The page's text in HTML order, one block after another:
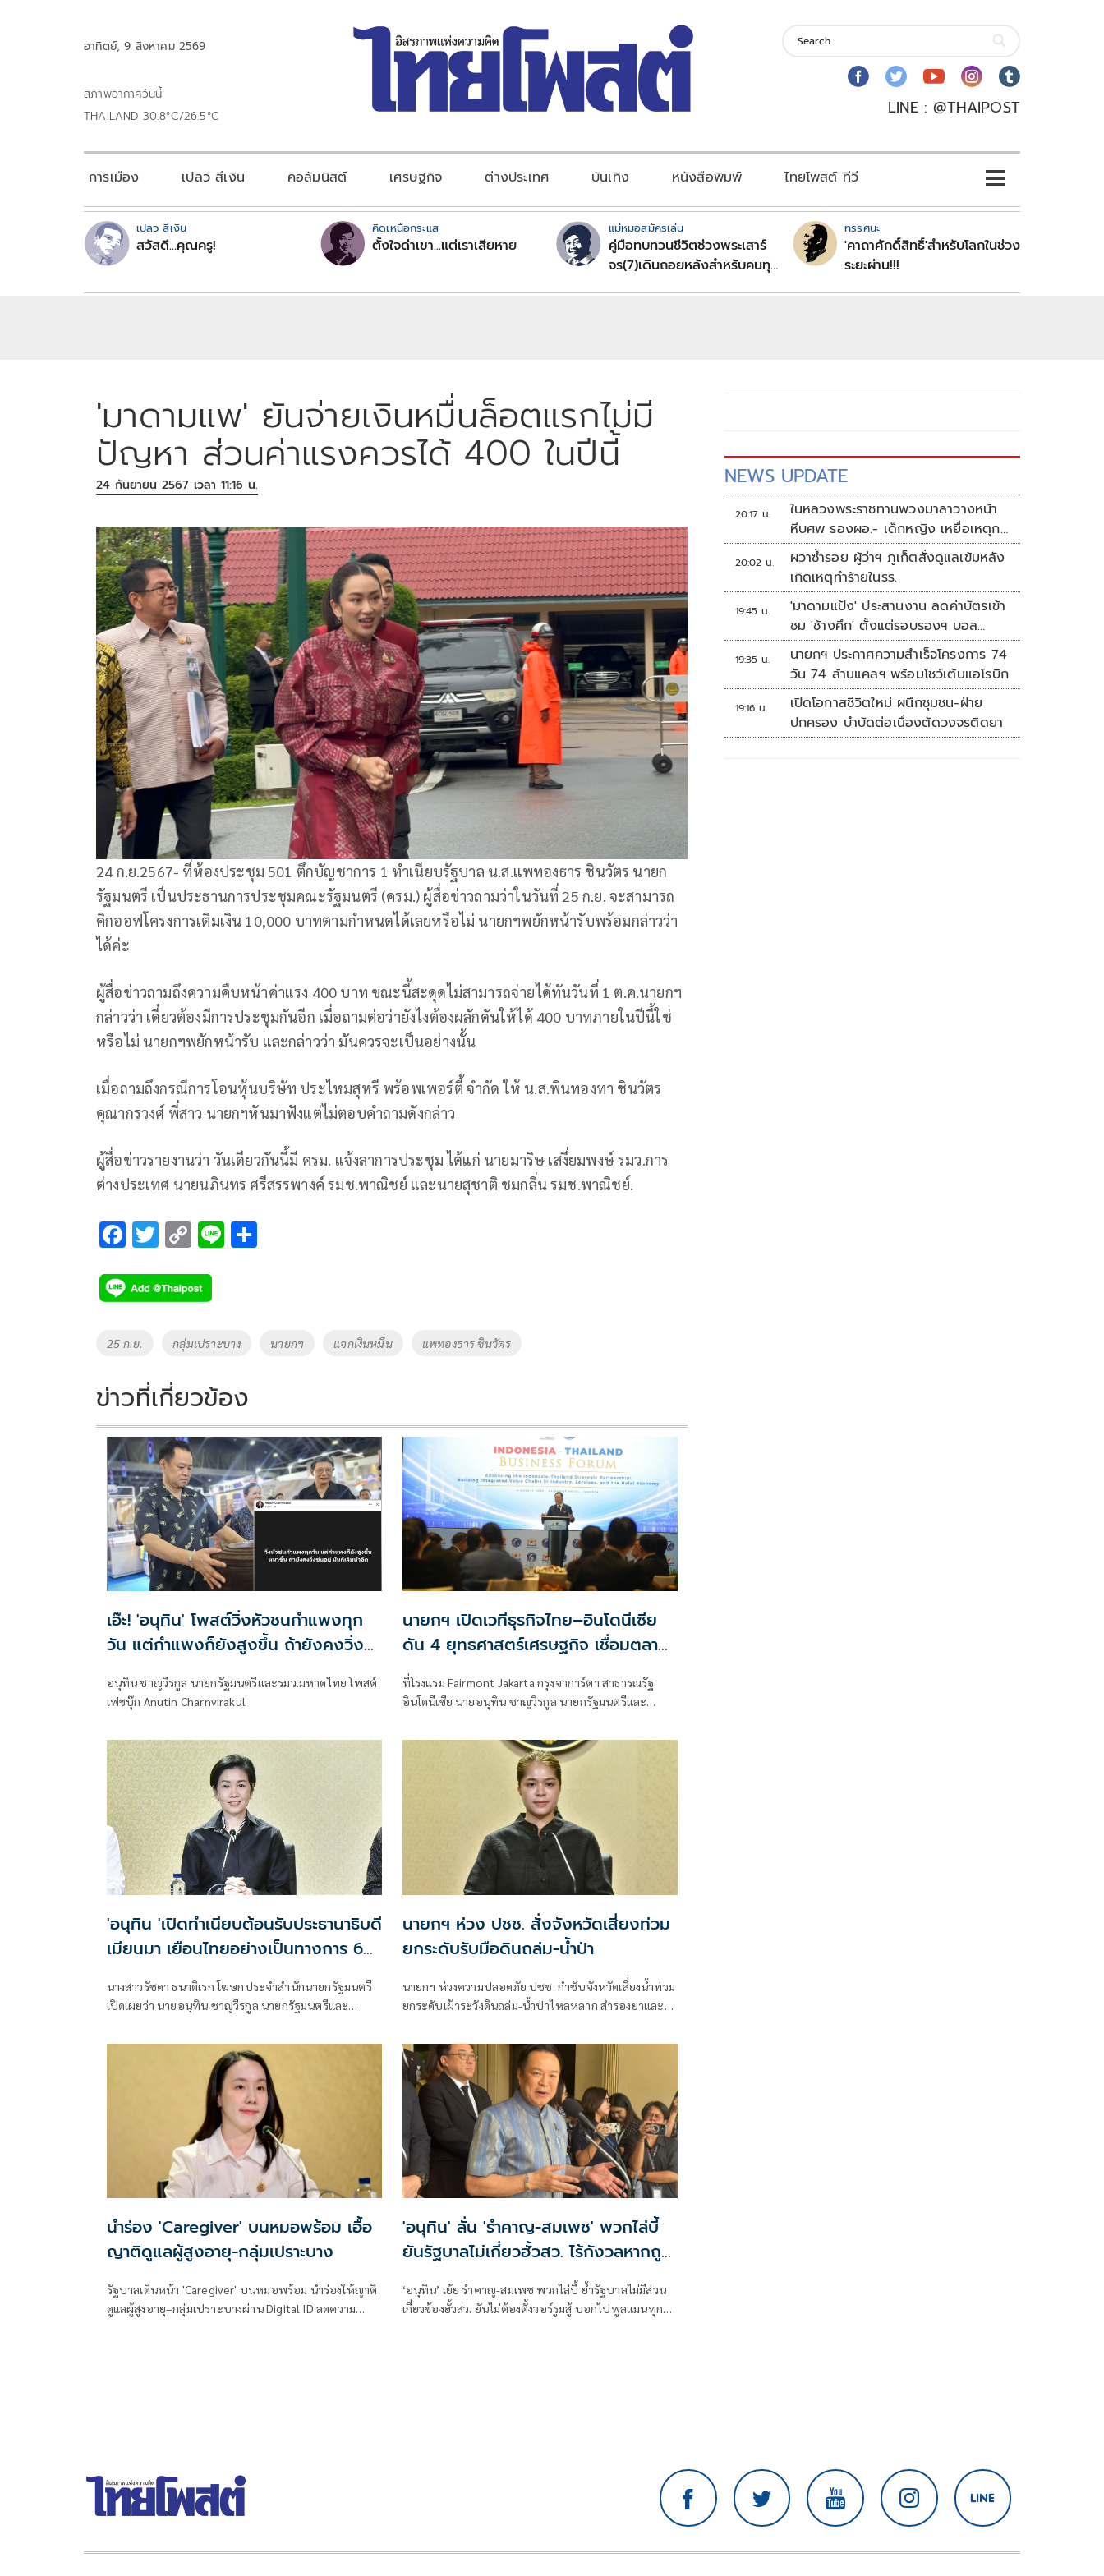
อาทิตย์, 9 สิงหาคม 2569
สภาพอากาศวันนี้
THAILAND 30.8°C/26.5°C
LINE : @THAIPOST
การเมือง เปลว สีเงิน คอลัมนิสต์ เศรษฐกิจ ต่างประเทศ บันเทิง หนังสือพิมพ์ ไทยโพสต์ ทีวี
เปลว สีเงิน
สวัสดี...คุณครู!
คิดเหนือกระแส
ตั้งใจด่าเขา...แต่เราเสียหาย
แม่หมอสมัครเล่น
คู่มือทบทวนชีวิตช่วงพระเสาร์
จร(7)เดินถอยหลังสำหรับคนทุก
ทรรศนะ
'คาถาศักดิ์สิทธิ์'สำหรับโลกในช่วง
ระยะผ่าน!!!
'มาดามแพ' ยันจ่ายเงินหมื่นล็อตแรกไม่มี
ปัญหา ส่วนค่าแรงควรได้ 400 ในปีนี้
24 กันยายน 2567 เวลา 11:16 น.
24 ก.ย.2567- ที่ห้องประชุม 501 ตึกบัญชาการ 1 ทำเนียบรัฐบาล น.ส.แพทองธาร ชินวัตร นายก
รัฐมนตรี เป็นประธานการประชุมคณะรัฐมนตรี (ครม.) ผู้สื่อข่าวถามว่าในวันที่ 25 ก.ย. จะสามารถ
คิกออฟโครงการเติมเงิน 10,000 บาทตามกำหนดได้เลยหรือไม่ นายกฯพยักหน้ารับพร้อมกล่าวว่า
ได้ค่ะ
ผู้สื่อข่าวถามถึงความคืบหน้าค่าแรง 400 บาท ขณะนี้สะดุดไม่สามารถจ่ายได้ทันวันที่ 1 ต.ค.นายกฯ
กล่าวว่า เดี๋ยวต้องมีการประชุมกันอีก เมื่อถามต่อว่ายังไงต้องผลักดันให้ได้ 400 บาทภายในปีนี้ใช่
หรือไม่ นายกฯพยักหน้ารับ และกล่าวว่า มันควรจะเป็นอย่างนั้น
เมื่อถามถึงกรณีการโอนหุ้นบริษัท ประไหมสุหรี พร้อพเพอร์ตี้ จำกัด ให้ น.ส.พินทองทา ชินวัตร
คุณากรวงศ์ พี่สาว นายกฯหันมาฟังแต่ไม่ตอบคำถามดังกล่าว
ผู้สื่อข่าวรายงานว่า วันเดียวกันนี้มี ครม. แจ้งลาการประชุม ได้แก่ นายมาริษ เสงี่ยมพงษ์ รมว.การ
ต่างประเทศ นายนภินทร ศรีสรรพางค์ รมช.พาณิชย์ และนายสุชาติ ชมกลิ่น รมช.พาณิชย์.
F
e
b
o
k
T
tt
er
C
p
y
Li
k
Li
Tags
25 ก.ย. กลุ่มเปราะบาง นายกฯ แจกเงินหมื่น แพทองธาร ชินวัตร
ข่าวที่เกี่ยวข้อง
เอ๊ะ! 'อนุทิน' โพสต์วิ่งหัวชนกำแพงทุก
วัน แต่กำแพงก็ยังสูงขึ้น ถ้ายังคงวิ่ง
อนุทิน ชาญวีรกูล นายกรัฐมนตรีและรมว.มหาดไทย โพสต์
เฟซบุ๊ก Anutin Charnvirakul
นายกฯ เปิดเวทีธุรกิจไทย–อินโดนีเซีย
ดัน 4 ยุทธศาสตร์เศรษฐกิจ เชื่อมตลาด
กว่า 350 ล้านคน
ที่โรงแรม Fairmont Jakarta กรุงจาการ์ตา สาธารณรัฐ
อินโดนีเซีย นายอนุทิน ชาญวีรกูล นายกรัฐมนตรีและ
'อนุทิน 'เปิดทำเนียบต้อนรับประธานาธิบดี
เมียนมา เยือนไทยอย่างเป็นทางการ 6–
นางสาวรัชดา ธนาดิเรก โฆษกประจำสำนักนายกรัฐมนตรี
เปิดเผยว่า นายอนุทิน ชาญวีรกูล นายกรัฐมนตรีและ
นายกฯ ห่วง ปชช. สั่งจังหวัดเสี่ยงท่วม
ยกระดับรับมือดินถล่ม-น้ำป่า
นายกฯ ห่วงความปลอดภัย ปชช. กำชับจังหวัดเสี่ยงน้ำท่วม
ยกระดับเฝ้าระวังดินถล่ม-น้ำป่าไหลหลาก สำรองยาและ
ชิด
นำร่อง 'Caregiver' บนหมอพร้อม เอื้อ
ญาติดูแลผู้สูงอายุ-กลุ่มเปราะบาง
รัฐบาลเดินหน้า 'Caregiver' บนหมอพร้อม นำร่องให้ญาติ
ดูแลผู้สูงอายุ–กลุ่มเปราะบางผ่าน Digital ID ลดความ
'อนุทิน' ลั่น 'รำคาญ-สมเพช' พวกไล่บี้
ยันรัฐบาลไม่เกี่ยวฮั้วสว. ไร้กังวลหากถูก
‘อนุทิน’ เย้ย รำคาญ-สมเพช พวกไล่บี้ ย้ำรัฐบาลไม่มีส่วน
เกี่ยวข้องฮั้วสว. ยันไม่ต้องตั้งวอร์รูมสู้ บอกไปพูลแมนทุกวัน
NEWS UPDATE
20:17 น.
ในหลวงพระราชทานพวงมาลาวางหน้า
หีบศพ รองผอ.- เด็กหญิง เหยื่อเหตุก
ราดยิง
20:02 น.
ผวาซ้ำรอย ผู้ว่าฯ ภูเก็ตสั่งดูแลเข้มหลัง
เกิดเหตุทำร้ายในรร.
19:45 น.
'มาดามแป้ง' ประสานงาน ลดค่าบัตรเข้า
ชม 'ช้างศึก' ตั้งแต่รอบรองฯ บอล
อาเซียน
19:35 น.
นายกฯ ประกาศความสำเร็จโครงการ 74
วัน 74 ล้านแคลฯ พร้อมโชว์เต้นแอโรบิก
19:16 น.
เปิดโอกาสชีวิตใหม่ ผนึกชุมชน-ฝ่าย
ปกครอง บำบัดต่อเนื่องตัดวงจรติดยา